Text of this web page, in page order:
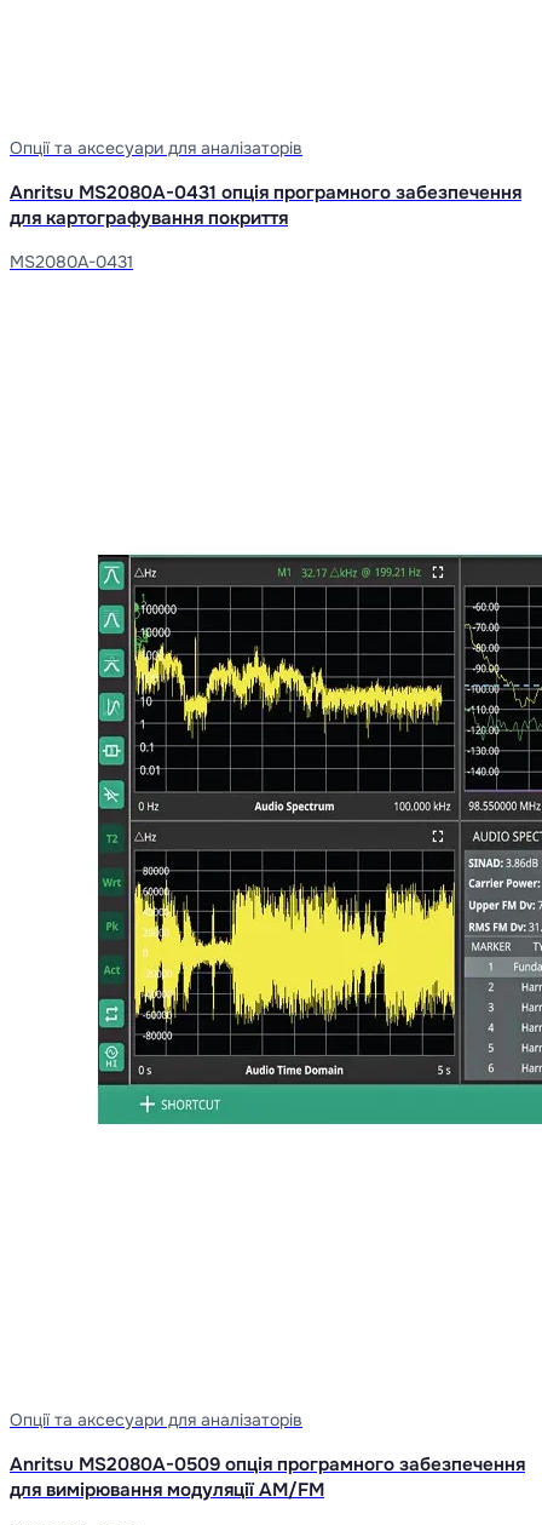
Опції та аксесуари для аналізаторів
Anritsu MS2080A-0431 опція програмного забезпечення
для картографування покриття
MS2080A-0431
Опції та аксесуари для аналізаторів
Anritsu MS2080A-0509 опція програмного забезпечення
для вимірювання модуляції AM/FM